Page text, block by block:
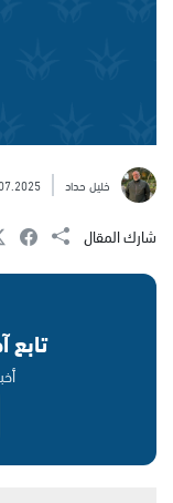
خليل حداد
شارك المقال
تابع